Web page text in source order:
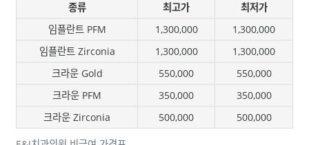
종류 최고가
최저가
임플란트 PFM
1,300,000
1,300,000
임플란트 Zirconia
1,300,000
1,300,000
크라운 Gold
550,000
550,000
크라운 PFM
350,000
350,000
크라운 Zirconia
500,000 500,000